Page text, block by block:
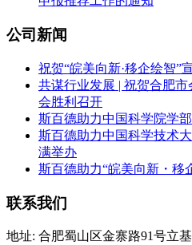
公司新闻
祝贺“皖美向新·移企绘智”
共谋行业发展 | 祝贺合肥
会胜利召开
斯百德助力中国科学院学
斯百德助力中国科学技术
满举办
斯百德助力“皖美向新・移
联系我们
地址: 合肥蜀山区金寨路91号立